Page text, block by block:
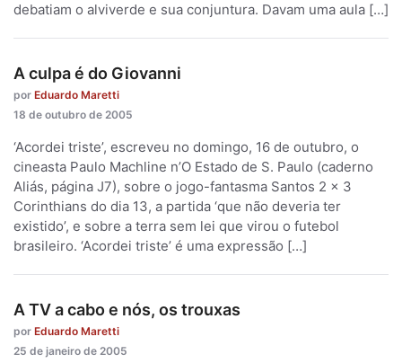
debatiam o alviverde e sua conjuntura. Davam uma aula […]
A culpa é do Giovanni
por Eduardo Maretti
18 de outubro de 2005
‘Acordei triste’, escreveu no domingo, 16 de outubro, o
cineasta Paulo Machline n’O Estado de S. Paulo (caderno
Aliás, página J7), sobre o jogo-fantasma Santos 2 x 3
Corinthians do dia 13, a partida ‘que não deveria ter
existido’, e sobre a terra sem lei que virou o futebol
brasileiro. ‘Acordei triste’ é uma expressão […]
A TV a cabo e nós, os trouxas
por Eduardo Maretti
25 de janeiro de 2005